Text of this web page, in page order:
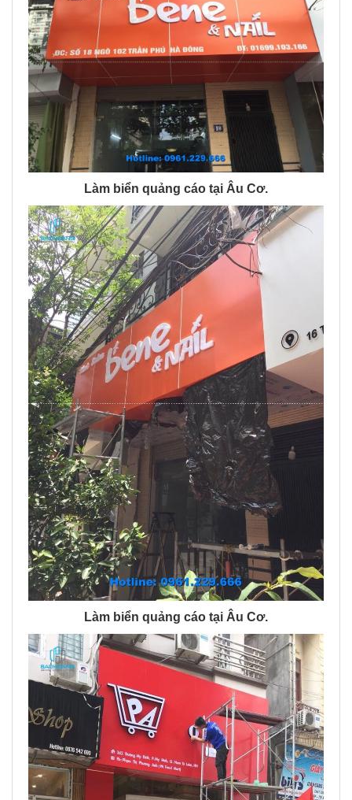
Làm biển quảng cáo tại Âu Cơ.
Làm biển quảng cáo tại Âu Cơ.